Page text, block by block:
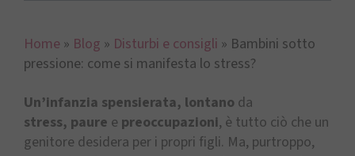
Home » Blog » Disturbi e consigli » Bambini sotto
pressione: come si manifesta lo stress?
Un’infanzia spensierata, lontano da
stress, paure e preoccupazioni, è tutto ciò che un
genitore desidera per i propri figli. Ma, purtroppo,